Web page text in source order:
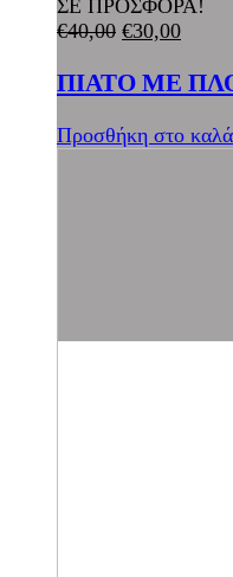
ΣΕ ΠΡΟΣΦΟΡΑ!
€40,00 €30,00
ΠΙΑΤΟ ΜΕ
Προσθήκη στο